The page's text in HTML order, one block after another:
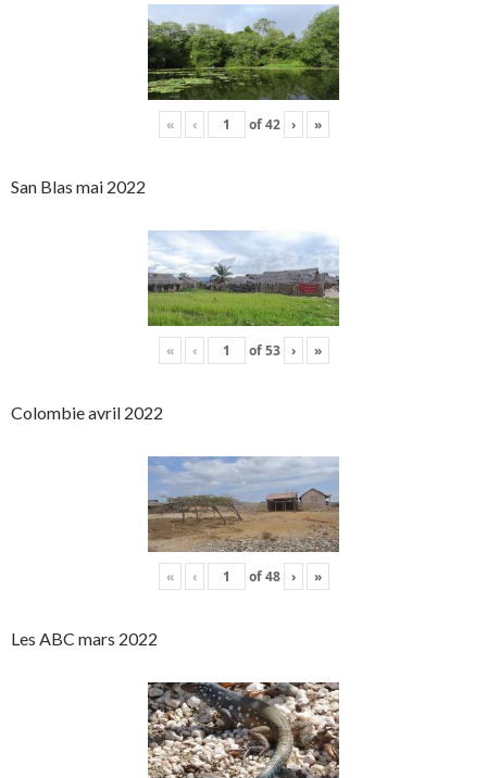
« ‹ of42 › »
San Blas mai 2022
« ‹ of53 › »
Colombie avril 2022
« ‹ of48 › »
Les ABC mars 2022